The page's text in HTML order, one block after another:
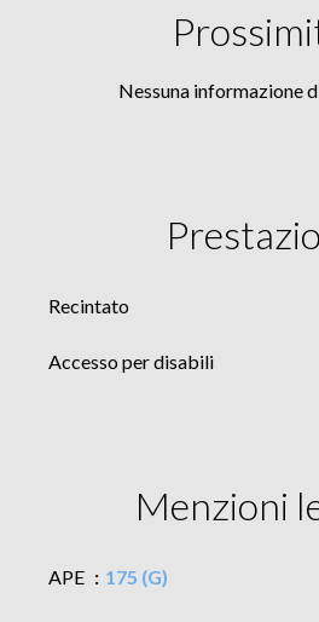
Nessuna informazione
Recintato
Accesso per disabili
Menzioni
APE 175 (G)